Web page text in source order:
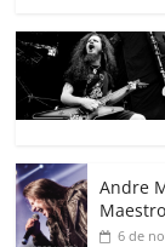
o
o
k
Andre
6 de